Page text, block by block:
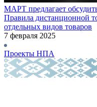
МАРТ предлагает
Правила дистанционной
отдельных видов товаров
7 февраля 2025
Проекты НПА